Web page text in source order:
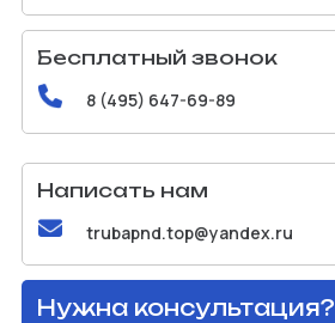
Бесплатный звонок
8 (495) 647-69-89
Написать нам
trubapnd.top@yandex.ru
Нужна консультация?